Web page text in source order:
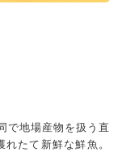
で地場産物を扱う直
たて新鮮な鮮魚。